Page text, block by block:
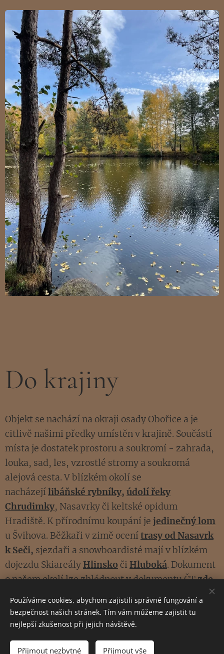
Do krajiny
Objekt se nachází na okraji osady Obořice a je
citlivě našimi předky umístěn v krajině. Součástí
místa je dostatek prostoru a soukromí - zahrada,
louka, sad, les, vzrostlé stromy a soukromá
alejová cesta. V blízkém okolí se
nacházejí libáňské rybníky, údolí řeky
Chrudimky, Nasavrky či keltské opidum
Hradiště. K přírodnímu koupání je jedinečný lom
u Švihova. Běžkaři v zimě ocení trasy od Nasavrk
k Seči, sjezdaři a snowboardisté mají v blízkém
dojezdu SkiareályHlinsko či Hluboká. Dokument
o našem okolí lze zhlédnout v dokumentu ČTzde.
© 2023 Všechna práva vyhrazena
Mejla73
Používáme cookies, abychom zajistili správné fungování a
bezpečnost našich stránek. Tím vám můžeme zajistit tu
nejlepší zkušenost při jejich návštěvě.
Přijmout nezbytné Přijmout vše